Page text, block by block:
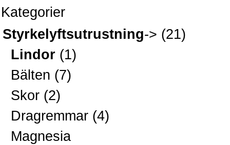
Kategorier
Styrkelyftsutrustning-> (21)
Lindor (1)
Bälten (7)
Skor (2)
Dragremmar (4)
Magnesia